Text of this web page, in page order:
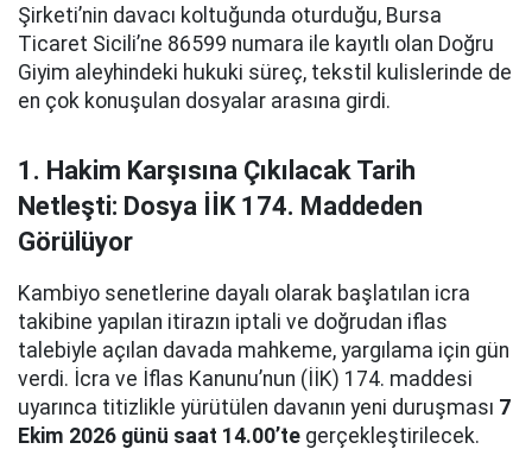
Şirketi’nin davacı koltuğunda oturduğu, Bursa
Ticaret Sicili’ne 86599 numara ile kayıtlı olan Doğru
Giyim aleyhindeki hukuki süreç, tekstil kulislerinde de
en çok konuşulan dosyalar arasına girdi.
1. Hakim Karşısına Çıkılacak Tarih
Netleşti: Dosya İİK 174. Maddeden
Görülüyor
Kambiyo senetlerine dayalı olarak başlatılan icra
takibine yapılan itirazın iptali ve doğrudan iflas
talebiyle açılan davada mahkeme, yargılama için gün
verdi. İcra ve İflas Kanunu’nun (İİK) 174. maddesi
uyarınca titizlikle yürütülen davanın yeni duruşması 7
Ekim 2026 günü saat 14.00’te gerçekleştirilecek.